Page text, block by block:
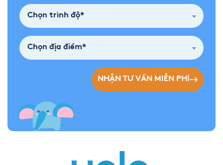
Chọn trình độ*
Chọn địa điểm*
NHẬN TƯ VẤN MIỄN PHÍ